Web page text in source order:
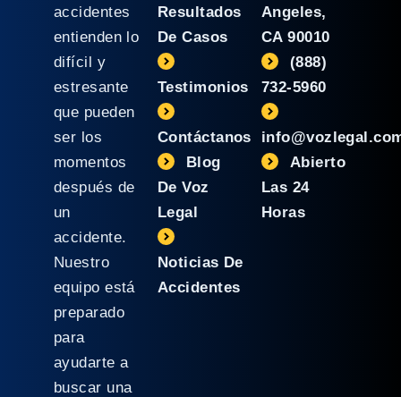
accidentes
entienden lo
difícil y
estresante
que pueden
ser los
momentos
después de
un
accidente.
Nuestro
equipo está
preparado
para
ayudarte a
buscar una
Resultados
De Casos
Testimonios
Contáctanos
Blog
De Voz
Legal
Noticias De
Accidentes
Angeles,
CA 90010
(888)
732-5960
Abierto
Las 24
Horas